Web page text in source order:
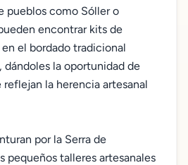
pueblos como Sóller o
encontrar kits de
el bordado tradicional
dándoles la oportunidad de
la herencia artesanal
por la Serra de
pequeños talleres artesanales